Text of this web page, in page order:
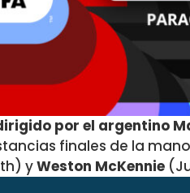
por el argentino
finales de la
yWeston McKennie